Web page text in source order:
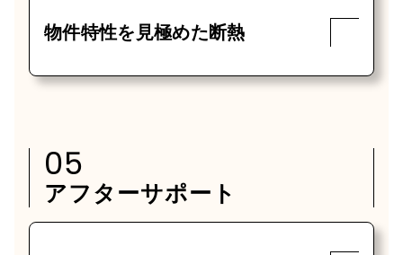
物件特性を⾒極めた断熱
05
アフターサポート